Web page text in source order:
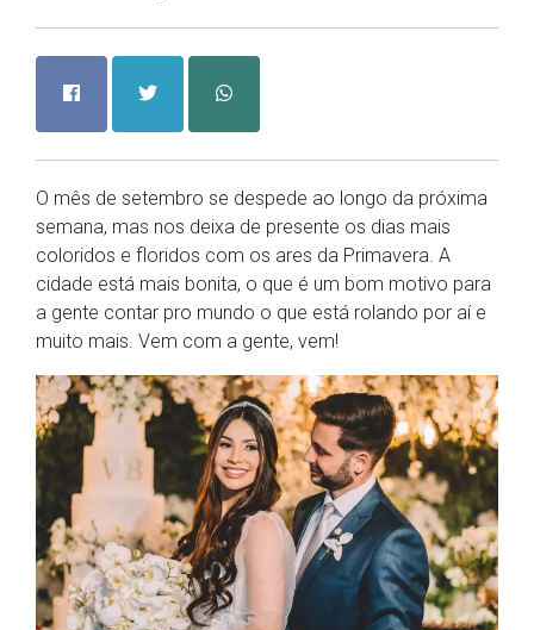
O mês de setembro se despede ao longo da próxima
semana, mas nos deixa de presente os dias mais
coloridos e floridos com os ares da Primavera. A
cidade está mais bonita, o que é um bom motivo para
a gente contar pro mundo o que está rolando por aí e
muito mais. Vem com a gente, vem!